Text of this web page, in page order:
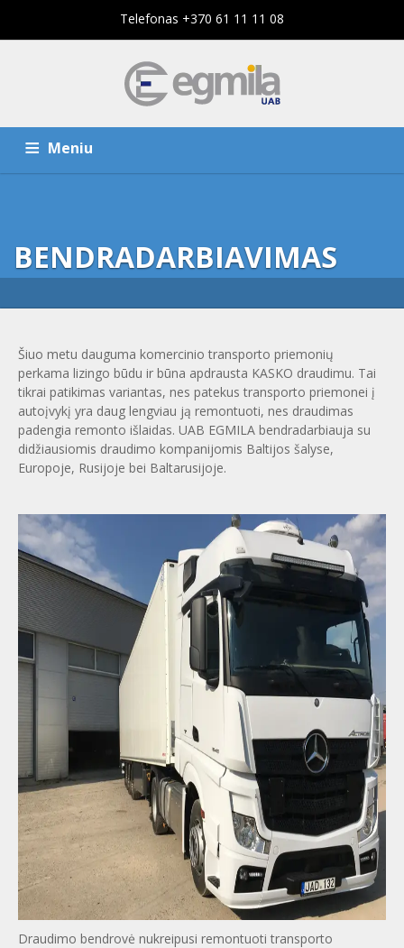
Telefonas +370 61 11 11 08
Meniu
KOMPANIJA
BENDRADARBIAVIMAS
Šiuo metu dauguma komercinio transporto priemonių
perkama lizingo būdu ir būna apdrausta KASKO draudimu. Tai
tikrai patikimas variantas, nes patekus transporto priemonei į
autoįvykį yra daug lengviau ją remontuoti, nes draudimas
padengia remonto išlaidas. UAB EGMILA bendradarbiauja su
didžiausiomis draudimo kompanijomis Baltijos šalyse,
Europoje, Rusijoje bei Baltarusijoje.
Draudimo bendrovė nukreipusi remontuoti transporto